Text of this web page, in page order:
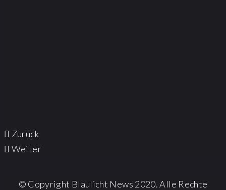
Zurück
Weiter
© Copyright Blaulicht News 2020. Alle Rechte